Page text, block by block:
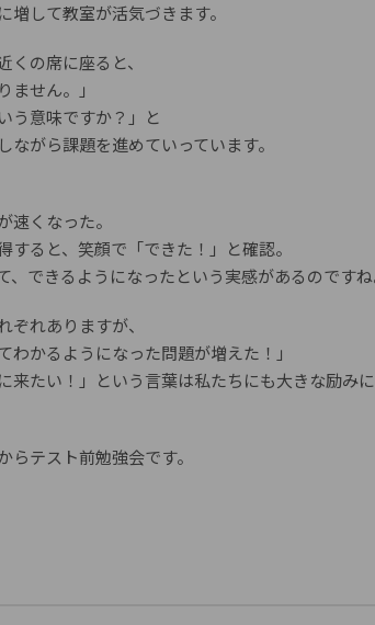
増して教室が活気づきます。
の席に座ると、
ません。」
う意味ですか？」と
ながら課題を進めていっています。
くなった。
ると、笑顔で「できた！」と確認。
、できるようになったという実感があるのですね
ぞれありますが、
わかるようになった問題が増えた！」
来たい！」という言葉は私たちにも大きな励みに
らテスト前勉強会です。